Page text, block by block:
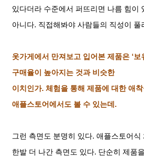
있다더라 수준에서 퍼뜨리면 나름 힘이
아니다. 직접해봐야 사람들의 직성이 풀
옷가게에서 만져보고 입어본 제품은 ‘보
구매율이 높아지는 것과 비슷한
이치인가.체험을 통해 제품에 대한 애
애플스토어에서도 볼 수 있는데 .
그런 측면도 분명히 있다.애플스토어식
한발 더 나간 측면도 있다. 단순히 제품